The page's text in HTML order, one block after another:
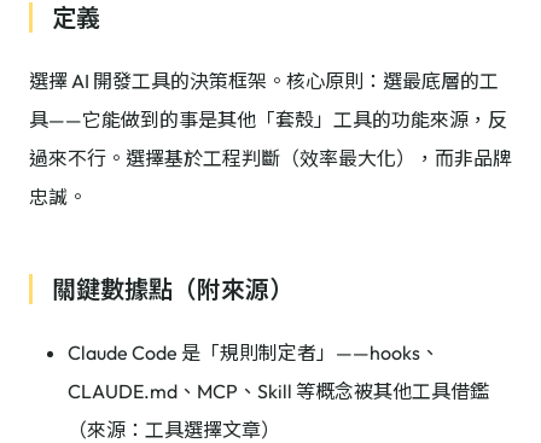
定義
選擇 AI 開發工具的決策框架。核心原則：選最底層的工
具——它能做到的事是其他「套殼」工具的功能來源，反
過來不行。選擇基於工程判斷（效率最大化），而非品牌
忠誠。
關鍵數據點（附來源）
Claude Code 是「規則制定者」——hooks、
CLAUDE.md、MCP、Skill 等概念被其他工具借鑑
（來源：工具選擇文章）